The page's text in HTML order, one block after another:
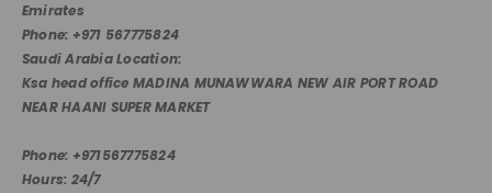
Emirates
Phone: +971 567775824
Saudi Arabia Location:
Ksa head office MADINA MUNAWWARA NEW AIR PORT ROAD
NEAR HAANI SUPER MARKET
Phone: +971567775824
Hours: 24/7